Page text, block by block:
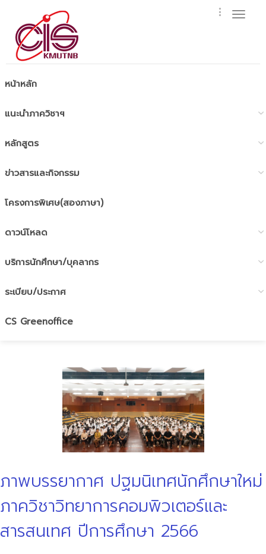
หน้าหลัก
แนะนำภาควิชาฯ
หลักสูตร
ข่าวสารและกิจกรรม
โครงการพิเศษ(สองภาษา)
ดาวน์โหลด
บริการนักศึกษา/บุคลากร
ระเบียบ/ประกาศ
CS Greenoffice
ภาพบรรยากาศ ปฐมนิเทศนักศึกษาใหม่
ภาควิชาวิทยาการคอมพิวเตอร์และ
สารสนเทศ ปีการศึกษา 2566